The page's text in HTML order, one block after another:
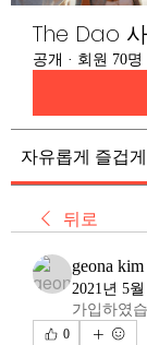
The Dao
공개 · 회원 70명
자유롭게 즐겁게
뒤로
geona kim
2021년 5월
가입하였
0